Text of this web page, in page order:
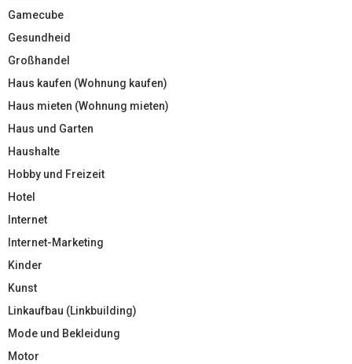
Gamecube
Gesundheid
Großhandel
Haus kaufen (Wohnung kaufen)
Haus mieten (Wohnung mieten)
Haus und Garten
Haushalte
Hobby und Freizeit
Hotel
Internet
Internet-Marketing
Kinder
Kunst
Linkaufbau (Linkbuilding)
Mode und Bekleidung
Motor